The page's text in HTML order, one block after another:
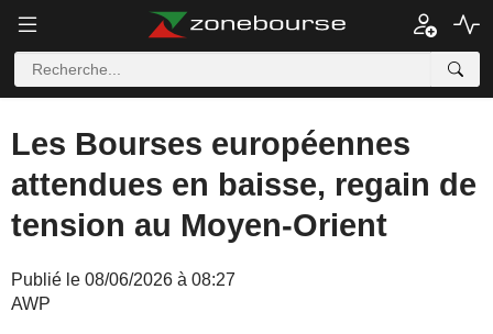
Les Bourses européennes
attendues en baisse, regain de
tension au Moyen-Orient
Publié le 08/06/2026 à 08:27
AWP